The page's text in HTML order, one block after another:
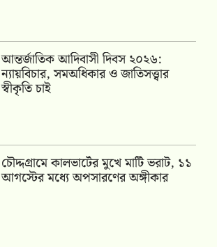
আন্তর্জাতিক আদিবাসী দিবস ২০২৬:
ন্যায়বিচার, সমঅধিকার ও জাতিসত্ত্বার
স্বীকৃতি চাই
চৌদ্দগ্রামে কালভার্টের মুখে মাটি ভরাট, ১১
আগস্টের মধ্যে অপসারণের অঙ্গীকার